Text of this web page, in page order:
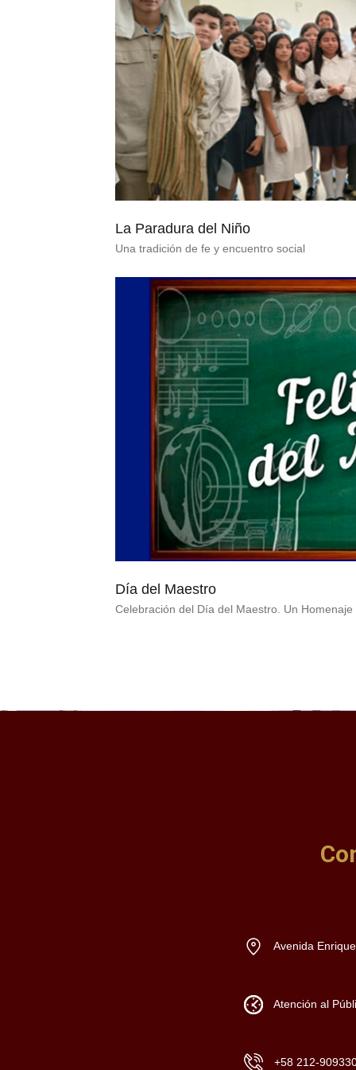
La Paradura del Niño
Una tradición de fe y encuentro social
Día del Maestro
Celebración del Día del Maestro. Un
Avenida
Atención al
+58 212-